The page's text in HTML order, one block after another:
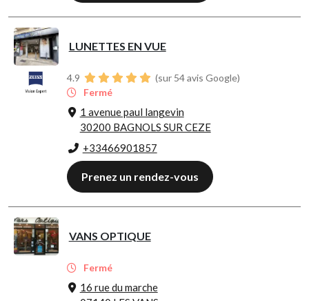
LUNETTES EN VUE
4.9
(sur 54 avis Google)
Fermé
1 avenue paul langevin
30200 BAGNOLS SUR CEZE
+33466901857
Prenez un rendez-vous
VANS OPTIQUE
Fermé
16 rue du marche